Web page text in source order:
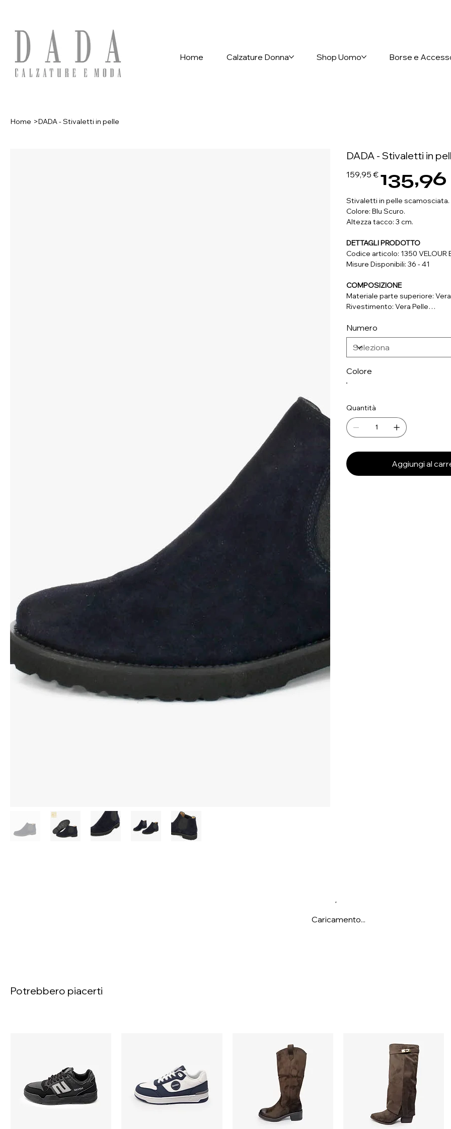
Home Calzature Donna Shop Uomo Borse e
Home >DADA - Stivaletti in pelle
DADA - Stivaletti in
Prezzo
originale
159,95 € scontato
Stivaletti in pelle scamosciata.
Colore: Blu Scuro.
Altezza tacco: 3 cm.
DETTAGLI PRODOTTO
Codice articolo: 1350 VELOUR
Misure Disponibili: 36 - 41
COMPOSIZIONE
Materiale parte superiore:
Rivestimento: Vera Pelle
Suola: Materiale Sintetico
Numero
Colore
Quantità
Aggiungi al
Caricamento...
Potrebbero piacerti